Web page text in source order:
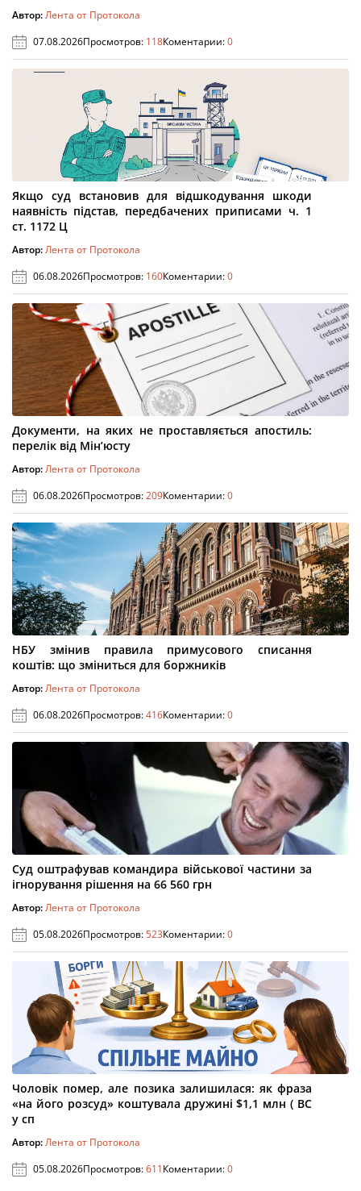
Автор:Лента от Протокола
07.08.2026Просмотров: 118Коментарии:0
Якщо суд встановив для відшкодування шкоди
наявність підстав, передбачених приписами ч. 1
ст. 1172 Ц
Автор:Лента от Протокола
06.08.2026Просмотров: 160Коментарии:0
Документи, на яких не проставляється апостиль:
перелік від Мін’юсту
Автор:Лента от Протокола
06.08.2026Просмотров:209Коментарии:0
НБУ змінив правила примусового списання
коштів: що зміниться для боржників
Автор:Лента от Протокола
06.08.2026Просмотров:416Коментарии:0
Суд оштрафував командира військової частини за
ігнорування рішення на 66 560 грн
Автор:Лента от Протокола
05.08.2026Просмотров:523Коментарии:0
Чоловік помер, але позика залишилася: як фраза
«на його розсуд» коштувала дружині $1,1 млн ( ВС
у сп
Автор:Лента от Протокола
05.08.2026Просмотров:611Коментарии:0